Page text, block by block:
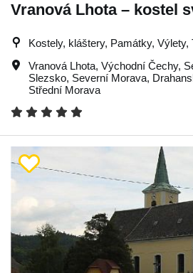
Vranová Lhota – kostel
Kostely, kláštery, Památky, Výlety,
Vranová Lhota, Východní Čechy,
Slezsko, Severní Morava,
Střední Morava